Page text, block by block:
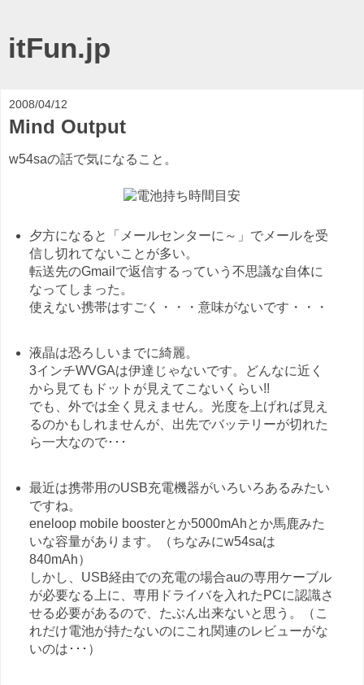
itFun.jp
2008/04/12
Mind Output
w54saの話で気になること。
夕方になると「メールセンターに～」でメールを受
信し切れてないことが多い。
転送先のGmailで返信するっていう不思議な自体に
なってしまった。
使えない携帯はすごく・・・意味がないです・・・
液晶は恐ろしいまでに綺麗。
3インチWVGAは伊達じゃないです。どんなに近く
から見てもドットが見えてこないくらい!!
でも、外では全く見えません。光度を上げれば見え
るのかもしれませんが、出先でバッテリーが切れた
ら一大なので･･･
最近は携帯用のUSB充電機器がいろいろあるみたい
ですね。
eneloop mobile boosterとか5000mAhとか馬鹿みた
いな容量があります。（ちなみにw54saは
840mAh）
しかし、USB経由での充電の場合auの専用ケーブル
が必要なる上に、専用ドライバを入れたPCに認識さ
せる必要があるので、たぶん出来ないと思う。（こ
れだけ電池が持たないのにこれ関連のレビューがな
いのは･･･）